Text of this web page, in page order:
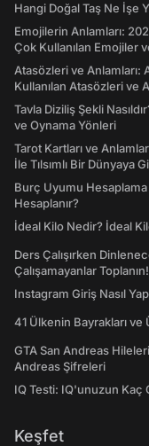
Hangi Doğal Taş Ne İşe
Emojilerin Anlamları:
Çok Kullanılan Emojiler
Atasözleri ve Anlamları:
Kullanılan Atasözleri ve
Tavla Diziliş Şekli
ve Oynama Yönleri
Tarot Kartları ve
İle Tılsımlı Bir Dünyaya
Burç Uyumu
Hesaplanır?
İdeal Kilo Nedir? İdeal
Ders Çalışırken
Çalışamayanlar Toplanın!
Instagram Giriş Nasıl
41 Ülkenin Bayrakları ve
GTA San Andreas
Andreas Şifreleri
IQ Testi: IQ'unuzun Kaç
Keşfet